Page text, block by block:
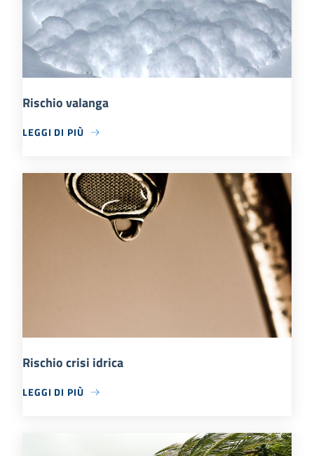
Rischio valanga
LEGGI DI PIÙ
Rischio crisi idrica
LEGGI DI PIÙ